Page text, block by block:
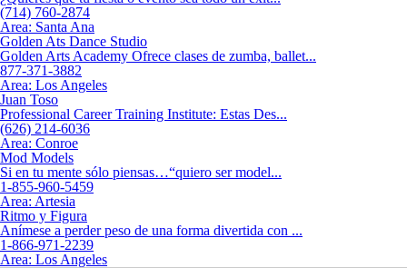
(714) 760-2874
Area: Santa Ana
Golden Ats Dance Studio
Golden Arts Academy Ofrece clases de zumba, ballet...
877-371-3882
Area: Los Angeles
Juan Toso
Professional Career Training Institute: Estas Des...
(626) 214-6036
Area: Conroe
Mod Models
Si en tu mente sólo piensas…“quiero ser model...
1-855-960-5459
Area: Artesia
Ritmo y Figura
Anímese a perder peso de una forma divertida con ...
1-866-971-2239
Area: Los Angeles